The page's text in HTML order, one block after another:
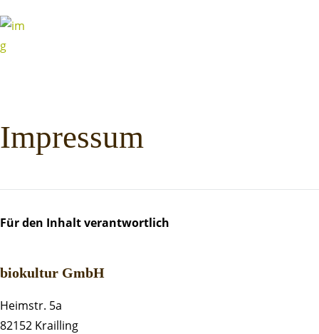
Impressum
Für den Inhalt verantwortlich
biokultur GmbH
Heimstr. 5a
82152 Krailling